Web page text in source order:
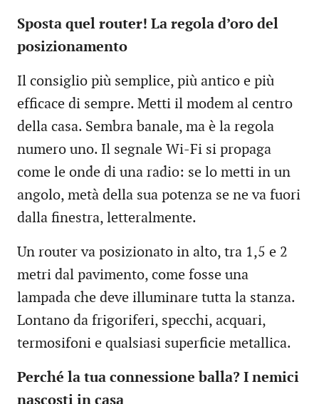
Sposta quel router! La regola d’oro del
posizionamento
Il consiglio più semplice, più antico e più
efficace di sempre. Metti il modem al centro
della casa. Sembra banale, ma è la regola
numero uno. Il segnale Wi-Fi si propaga
come le onde di una radio: se lo metti in un
angolo, metà della sua potenza se ne va fuori
dalla finestra, letteralmente.
Un router va posizionato in alto, tra 1,5 e 2
metri dal pavimento, come fosse una
lampada che deve illuminare tutta la stanza.
Lontano da frigoriferi, specchi, acquari,
termosifoni e qualsiasi superficie metallica.
Perché la tua connessione balla? I nemici